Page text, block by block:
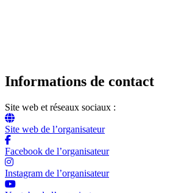
Informations de contact
Site web et réseaux sociaux :
Site web de l’organisateur
Facebook de l’organisateur
Instagram de l’organisateur